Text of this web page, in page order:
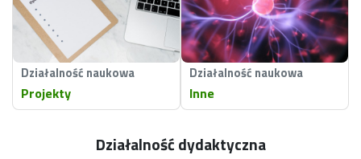
Działalność naukowa
Projekty
Działalność naukowa
Inne
Działalność dydaktyczna